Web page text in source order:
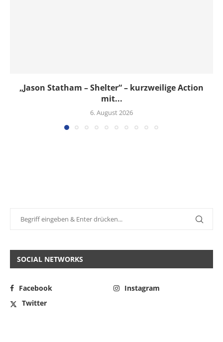
„Jason Statham – Shelter“ – kurzweilige Action
mit...
6. August 2026
SOCIAL NETWORKS
Facebook
Instagram
Twitter